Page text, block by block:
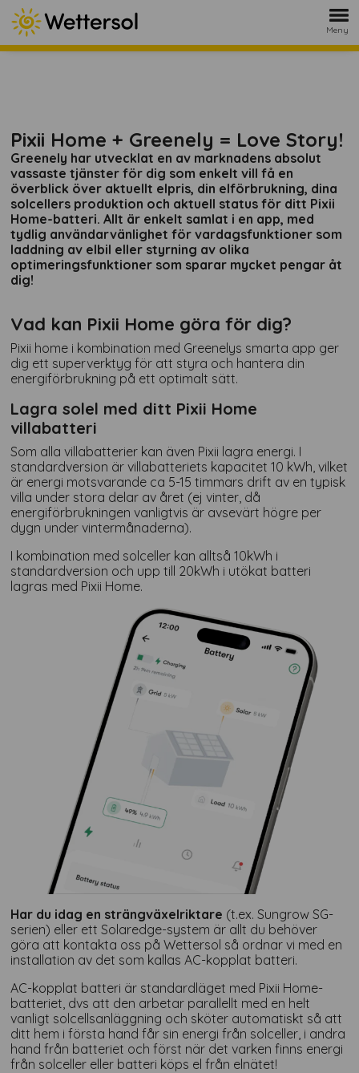
Meny
Pixii Home + Greenely = Love Story!
Greenely har utvecklat en av marknadens absolut
vassaste tjänster för dig som enkelt vill få en
överblick över aktuellt elpris, din elförbrukning, dina
solcellers produktion och aktuell status för ditt Pixii
Home-batteri. Allt är enkelt samlat i en app, med
tydlig användarvänlighet för vardagsfunktioner som
laddning av elbil eller styrning av olika
optimeringsfunktioner som sparar mycket pengar åt
dig!
Vad kan Pixii Home göra för dig?
Pixii home i kombination med Greenelys smarta app ger
dig ett superverktyg för att styra och hantera din
energiförbrukning på ett optimalt sätt.
Lagra solel med ditt Pixii Home
villabatteri
Som alla villabatterier kan även Pixii lagra energi. I
standardversion är villabatteriets kapacitet 10 kWh, vilket
är energi motsvarande ca 5-15 timmars drift av en typisk
villa under stora delar av året (ej vinter, då
energiförbrukningen vanligtvis är avsevärt högre per
dygn under vintermånaderna).
I kombination med solceller kan alltså 10kWh i
standardversion och upp till 20kWh i utökat batteri
lagras med Pixii Home.
Har du idag en strängväxelriktare (t.ex. Sungrow SG-
serien) eller ett Solaredge-system är allt du behöver
göra att kontakta oss på Wettersol så ordnar vi med en
installation av det som kallas AC-kopplat batteri.
AC-kopplat batteri är standardläget med Pixii Home-
batteriet, dvs att den arbetar parallellt med en helt
vanligt solcellsanläggning och sköter automatiskt så att
ditt hem i första hand får sin energi från solceller, i andra
hand från batteriet och först när det varken finns energi
från solceller eller batteri köps el från elnätet!